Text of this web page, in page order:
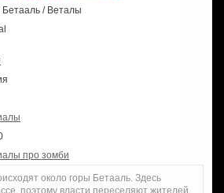
Бетааль / Веталы
про зомби
около горы Бетааль. Здесь